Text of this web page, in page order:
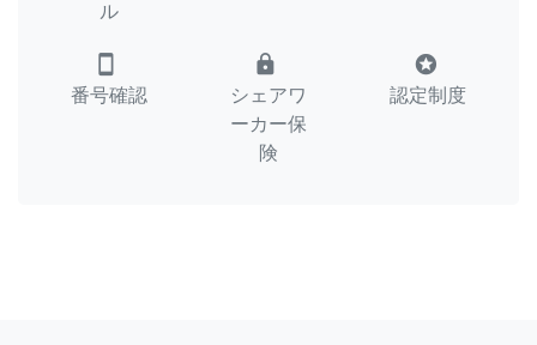
ル
smartphone
番号確認
lock
シェアワ
ーカー保
険
stars
認定制度